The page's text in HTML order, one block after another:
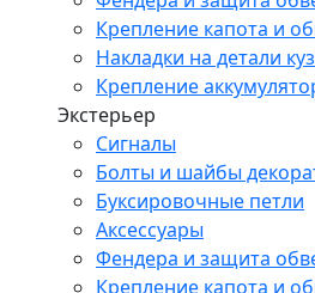
Крепление капота и
Накладки на детали
Крепление
Экстерьер
Сигналы
Болты и шайбы
Буксировочные петли
Аксессуары
Фендера и защита
Крепление капота и